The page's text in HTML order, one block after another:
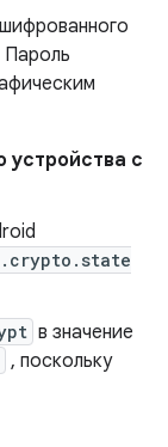
Пароль
устройства с
в значение
, поскольку